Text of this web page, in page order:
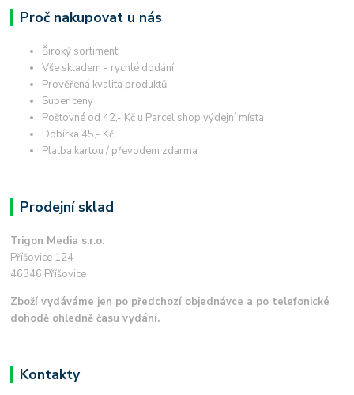
Proč nakupovat u nás
Široký sortiment
Vše skladem - rychlé dodání
Prověřená kvalita produktů
Super ceny
Poštovné od 42,- Kč u Parcel shop výdejní místa
Dobírka 45,- Kč
Platba kartou / převodem zdarma
Prodejní sklad
Trigon Media s.r.o.
Příšovice 124
46346 Příšovice
Zboží vydáváme jen po předchozí objednávce a po telefonické
dohodě ohledně času vydání.
Kontakty